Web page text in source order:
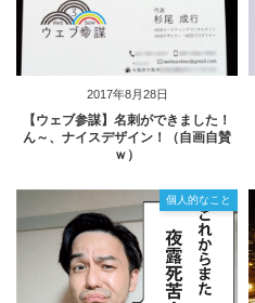
2017年8月28日
【ウェブ参謀】名刺ができました！
ん～、ナイスデザイン！（自画自賛
ｗ）
個人的なこと